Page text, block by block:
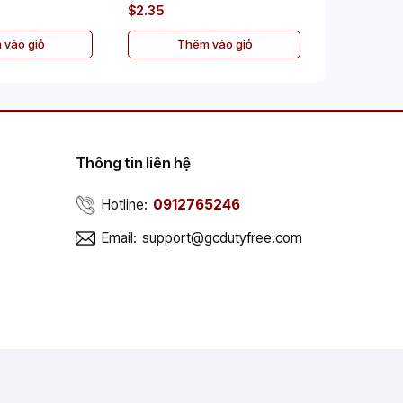
vào giỏ
$2.35
Thêm vào giỏ
Thông tin liên hệ
Hotline: 0912765246
Email: support@gcdutyfree.com